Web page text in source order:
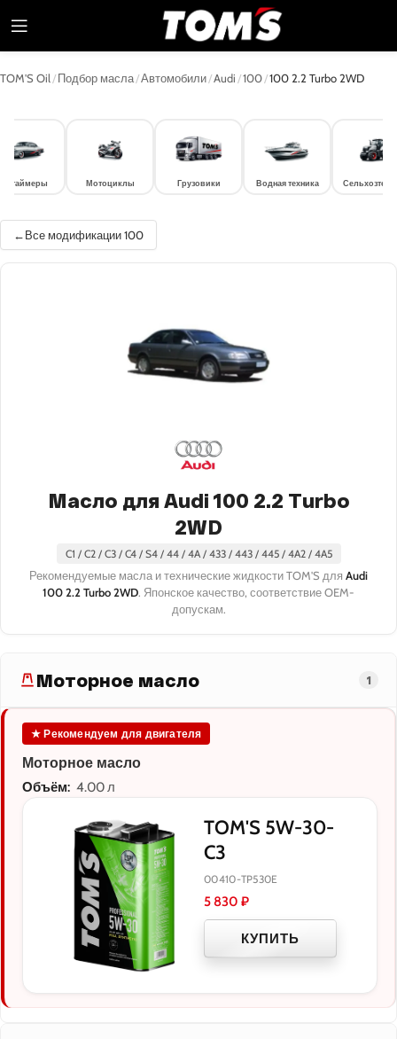
TOM'S Oil /Подбор масла/Автомобили/Audi /100/100 2.2 Turbo 2WD
Мотоциклы Грузовики Водная техника
Все модификации 100
Масло для Audi 100 2.2 Turbo
2WD
C1 / C2 / C3 / C4 / S4 / 44 / 4A / 433 / 443 / 445 / 4A2 / 4A5
Рекомендуемые масла и технические жидкости TOM'S для Audi
100 2.2 Turbo 2WD. Японское качество, соответствие OEM-
допускам.
Моторное масло 1
★ Рекомендуем для двигателя
Моторное масло
Объём: 4.00 л
TOM'S 5W-30-
C3
00410-TP530E
5 830 ₽
КУПИТЬ